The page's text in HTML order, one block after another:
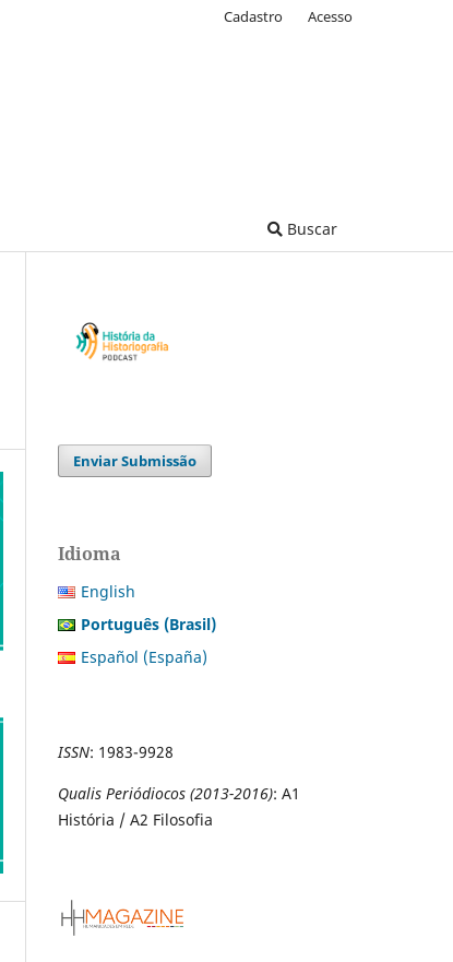
Buscar
Cadastro Acesso
Enviar Submissão
Idioma
English
Português (Brasil)
Español (España)
ISSN: 1983-9928
Qualis Periódiocos (2013-2016): A1
História / A2 Filosofia